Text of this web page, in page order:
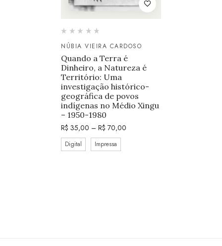
NÚBIA VIEIRA CARDOSO
Quando a Terra é
Dinheiro, a Natureza é
Território: Uma
investigação histórico-
geográfica de povos
indígenas no Médio Xingu
– 1950-1980
R$ 35,00 – R$ 70,00
Digital Impressa